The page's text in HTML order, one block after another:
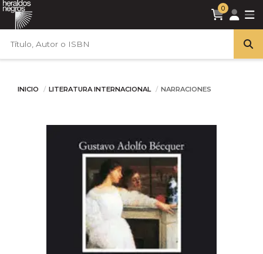
0
INICIO LITERATURA INTERNACIONAL NARRACIONES